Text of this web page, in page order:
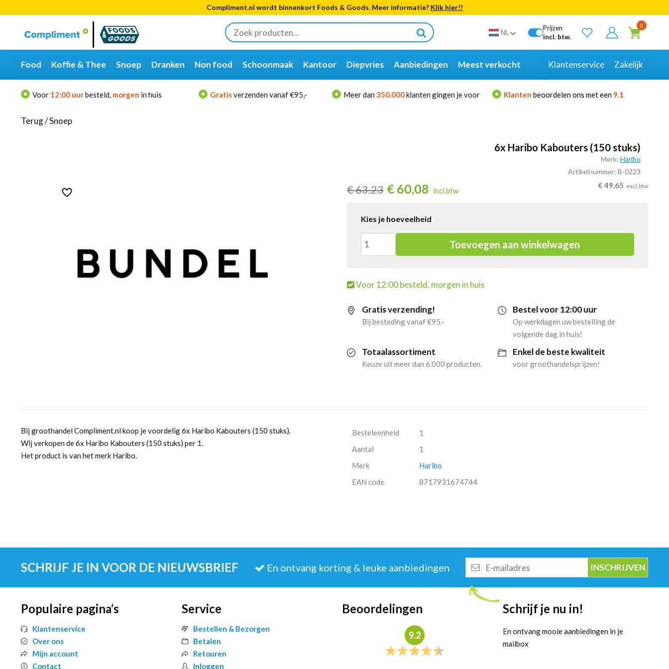
Compliment.nl wordt binnenkort Foods & Goods. Meer informatie? Klik hier!!
Zoeken
naar:
Categorieën
Merken
NL
Prijzen
incl. btw.
0
Food Koffie & Thee Snoep Dranken Non food Schoonmaak Kantoor Diepvries Aanbiedingen Meest verkocht Klantenservice Zakelijk
Voor 12:00 uurbesteld, morgen in huis Gratisverzenden vanaf €95,- Meer dan 350.000klanten gingen je voor Klanten beoordelen ons met een 9.1
Terug/Snoep
6x Haribo Kabouters (150 stuks)
Merk: Haribo
Artikelnummer: B-0223
€63.23 € 60,08 incl.btw
€ 49,65 excl.btw
Kies je hoeveelheid
6x
Kabouters
(150
Toevoegen aan winkelwagen
Voor 12:00 besteld, morgen in huis
Gratis verzending!
Bij besteding vanaf €95,-
Bestel voor 12:00 uur
Op werkdagen uw bestelling de
volgende dag in huis!
Totaalassortiment
Keuze uit meer dan 6.000 producten.
Enkel de beste kwaliteit
voor groothandelsprijzen!
Bij groothandel Compliment.nl koop je voordelig 6x Haribo Kabouters (150 stuks).
Wij verkopen de 6x Haribo Kabouters (150 stuks) per 1.
Het product is van het merk Haribo.
Besteleenheid
1
Aantal
1
Merk
Haribo
EAN code
8717931674744
SCHRIJF JE IN VOOR DE NIEUWSBRIEF En ontvang korting & leuke aanbiedingen
mailadres
Populaire pagina’s
Klantenservice
Over ons
Mijn account
Contact
Service
Bestellen & Bezorgen
Betalen
Retouren
Inloggen
Beoordelingen
9.2
Schrijf je nu in!
En ontvang mooie aanbiedingen in je
mailbox